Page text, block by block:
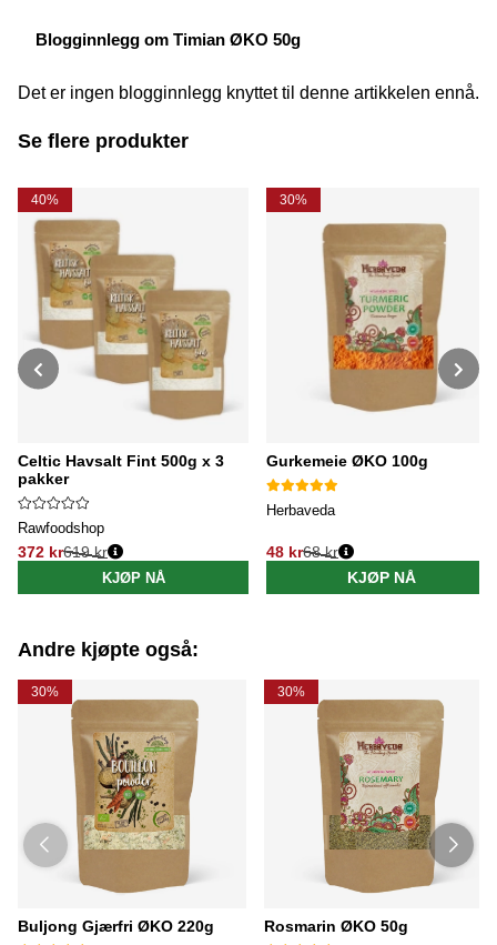
Blogginnlegg om Timian ØKO 50g
Det er ingen blogginnlegg knyttet til denne artikkelen ennå.
Se flere produkter
40%
Celtic Havsalt Fint 500g x 3
pakker
Rawfoodshop
372 kr
Vanlig pris:
619 kr
KJØP NÅ
30%
Gurkemeie ØKO 100g
Herbaveda
48 kr
Vanlig pris:
68 kr
KJØP NÅ
Andre kjøpte også:
30%
Buljong Gjærfri ØKO 220g
30%
Rosmarin ØKO 50g